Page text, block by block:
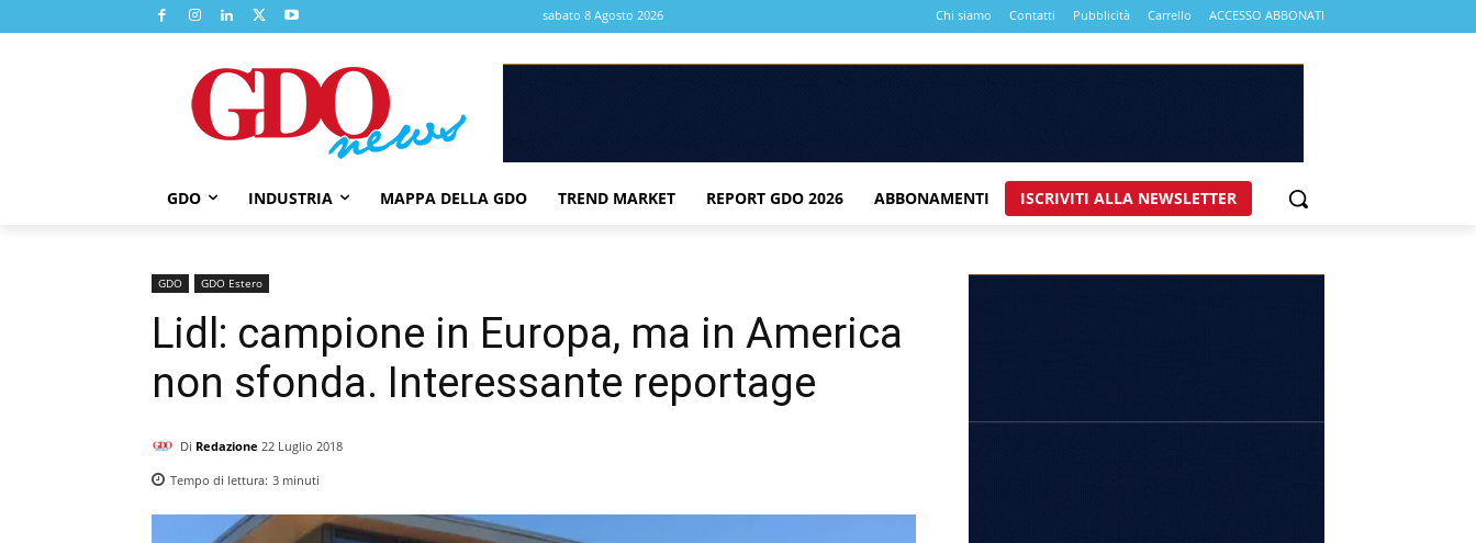
sabato 8 Agosto 2026 Chi siamo Contatti Pubblicità Carrello ACCESSO ABBONATI
GDO INDUSTRIA MAPPA DELLA GDO TREND MARKET REPORT GDO 2026 ABBONAMENTI ISCRIVITI ALLA NEWSLETTER
GDO GDO Estero
Lidl: campione in Europa, ma in America
non sfonda. Interessante reportage
Di Redazione 22 Luglio 2018
Tempo di lettura: 3 minuti